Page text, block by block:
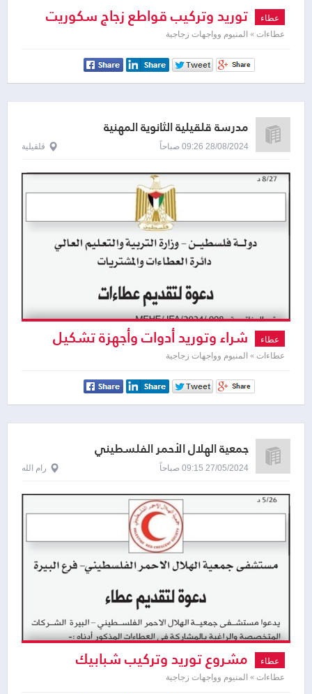
عطاء توريد وتركيب قواطع زجاج سكوريت
عطاءات » المنيوم وواجهات زجاجية
مدرسة قلقيلية الثانوية المهنية
28/08/2024 09:26 صباحاً قلقيلية
عطاء شراء وتوريد أدوات وأجهزة تشكيل
الألمنيوم
عطاءات » المنيوم وواجهات زجاجية
جمعية الهلال الأحمر الفلسطيني
27/05/2024 09:15 صباحاً رام الله
عطاء مشروع توريد وتركيب شبابيك
المنيوم
عطاءات » المنيوم وواجهات زجاجية